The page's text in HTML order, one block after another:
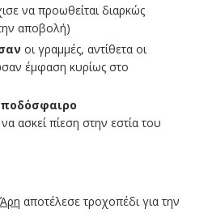
να προωθείται διαρκώς
αποβολή)
οι γραμμές, αντίθετα οι
έμφαση κυρίως στο
ποδόσφαιρο
ασκεί πίεση στην εστία του
αποτέλεσε τροχοπέδι για την